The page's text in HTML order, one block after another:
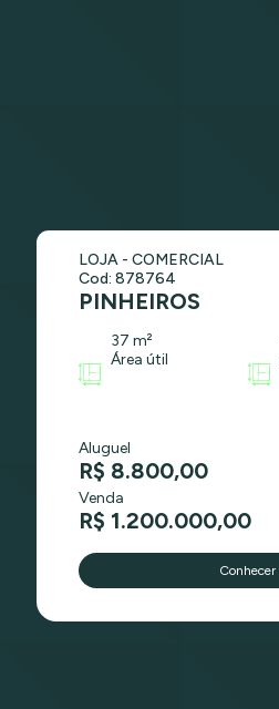
LOJA - COMERCIAL
Cod: 878764
PINHEIROS
37 m²
Área útil
Aluguel
R$ 8.800,00
Venda
R$ 1.200.000,00
Conhecer